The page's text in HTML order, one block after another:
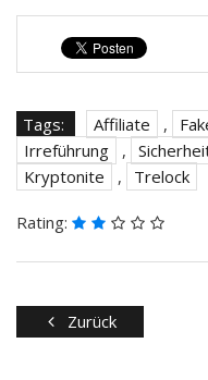
Tags: Affiliate ,
Irreführung
,
Kryptonite
, Trelock
Rating:
Zurück